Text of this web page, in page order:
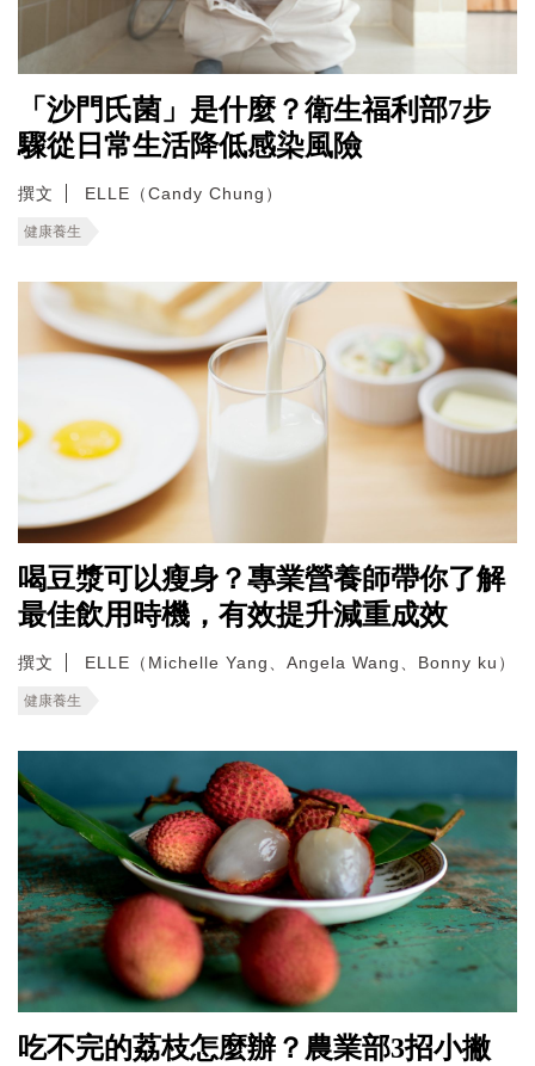
「沙門氏菌」是什麼？衛生福利部7步
驟從日常生活降低感染風險
撰文 ELLE（Candy Chung）
健康養生
喝豆漿可以瘦身？專業營養師帶你了解
最佳飲用時機，有效提升減重成效
撰文 ELLE（Michelle Yang、Angela Wang、Bonny ku）
健康養生
吃不完的荔枝怎麼辦？農業部3招小撇